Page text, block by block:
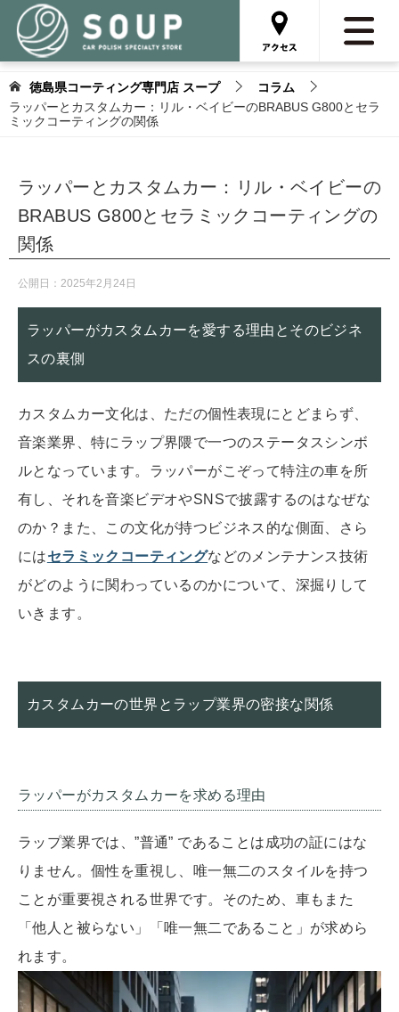
徳島県コーティング専門店 スープ
コラム
ラッパーとカスタムカー：リル・ベイビーのBRABUS G800とセラ
ミックコーティングの関係
ラッパーとカスタムカー：リル・ベイビーの
BRABUS G800とセラミックコーティングの
関係
公開日： 2025年2月24日
ラッパーがカスタムカーを愛する理由とそのビジネ
スの裏側
カスタムカー文化は、ただの個性表現にとどまらず、
音楽業界、特にラップ界隈で一つのステータスシンボ
ルとなっています。ラッパーがこぞって特注の車を所
有し、それを音楽ビデオやSNSで披露するのはなぜな
のか？また、この文化が持つビジネス的な側面、さら
にはセラミックコーティングなどのメンテナンス技術
がどのように関わっているのかについて、深掘りして
いきます。
カスタムカーの世界とラップ業界の密接な関係
ラッパーがカスタムカーを求める理由
ラップ業界では、”普通” であることは成功の証にはな
りません。個性を重視し、唯一無二のスタイルを持つ
ことが重要視される世界です。そのため、車もまた
「他人と被らない」「唯一無二であること」が求めら
れます。